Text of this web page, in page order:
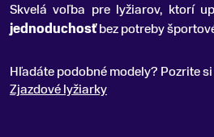
Skvelá voľba pre lyžiarov, ktorí
jednoduchosťbez potreby
Hľadáte podobné modely? Pozrite
Zjazdové lyžiarky